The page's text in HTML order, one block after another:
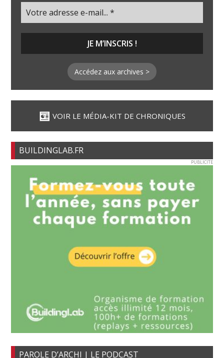
Accédez aux archives >
VOIR LE MÉDIA-KIT DE CHRONIQUES
BUILDINGLAB.FR
PUBLICITE
PAROLE D’ARCHI | LE PODCAST